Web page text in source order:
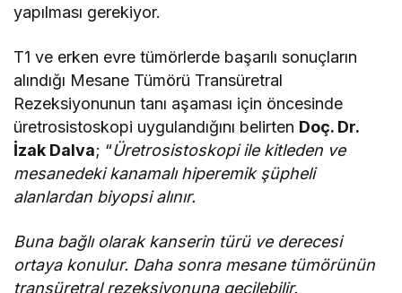
yapılması gerekiyor.
T1 ve erken evre tümörlerde başarılı sonuçların
alındığı Mesane Tümörü Transüretral
Rezeksiyonunun tanı aşaması için öncesinde
üretrosistoskopi uygulandığını belirten Doç. Dr.
İzak Dalva; “Üretrosistoskopi ile kitleden ve
mesanedeki kanamalı hiperemik şüpheli
alanlardan biyopsi alınır.
Buna bağlı olarak kanserin türü ve derecesi
ortaya konulur. Daha sonra mesane tümörünün
transüretral rezeksiyonuna geçilebilir.